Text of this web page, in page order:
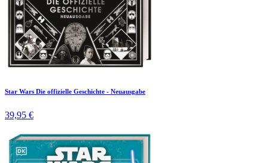
Star Wars Die offizielle Geschichte - Neuausgabe
39,95 €